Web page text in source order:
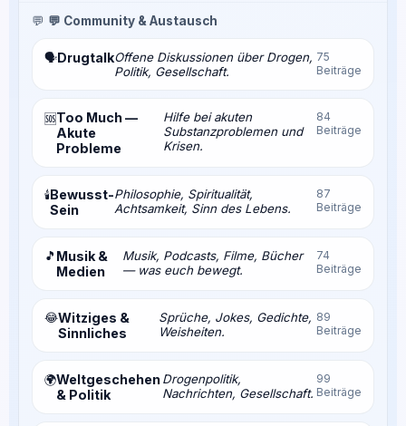
💬 💬 Community & Austausch
🗣️DrugtalkOffene Diskussionen über Drogen,
Politik, Gesellschaft.
75
Beiträge
🆘Too Much —
Akute
Probleme
Hilfe bei akuten
Substanzproblemen und
Krisen.
84
Beiträge
🕯️Bewusst-
Sein
Philosophie, Spiritualität,
Achtsamkeit, Sinn des Lebens.
87
Beiträge
🎵 Musik &
Medien
Musik, Podcasts, Filme, Bücher
— was euch bewegt.
74
Beiträge
😂Witziges &
Sinnliches
Sprüche, Jokes, Gedichte,
Weisheiten.
89
Beiträge
🌍Weltgeschehen
& Politik
Drogenpolitik,
Nachrichten, Gesellschaft.
99
Beiträge